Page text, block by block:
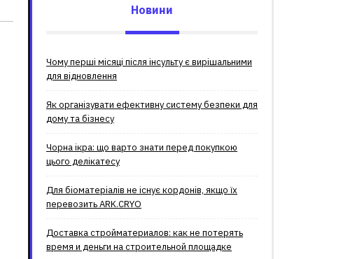
Новини
Чому перші місяці після інсульту є вирішальними
для відновлення
Як організувати ефективну систему безпеки для
дому та бізнесу
Чорна ікра: що варто знати перед покупкою
цього делікатесу
Для біоматеріалів не існує кордонів, якщо їх
перевозить ARK.CRYO
Доставка стройматериалов: как не потерять
время и деньги на строительной площадке